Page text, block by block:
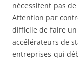
nécessitent pas
Attention par
difficile de faire
accélérateurs de
entreprises qui